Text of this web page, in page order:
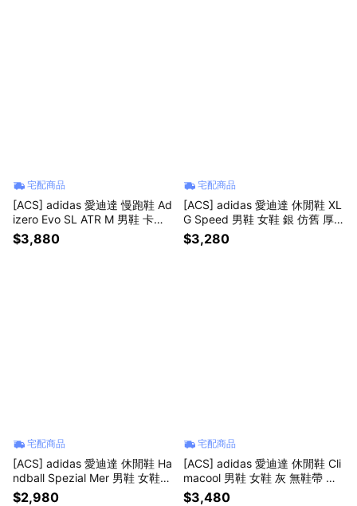
宅配商品
[ACS] adidas 愛迪達 慢跑鞋 Ad
izero Evo SL ATR M 男鞋 卡其
防潑水 緩震 運動鞋 KK2688
$3,880
宅配商品
[ACS] adidas 愛迪達 休閒鞋 XL
G Speed 男鞋 女鞋 銀 仿舊 厚
底 KJ6503
$3,280
宅配商品
[ACS] adidas 愛迪達 休閒鞋 Ha
ndball Spezial Mer 男鞋 女鞋
黑 復古 賓士 德訓鞋 KJ1185
$2,980
宅配商品
[ACS] adidas 愛迪達 休閒鞋 Cli
macool 男鞋 女鞋 灰 無鞋帶 運
動鞋 一體成型 透氣 KJ8978
$3,480